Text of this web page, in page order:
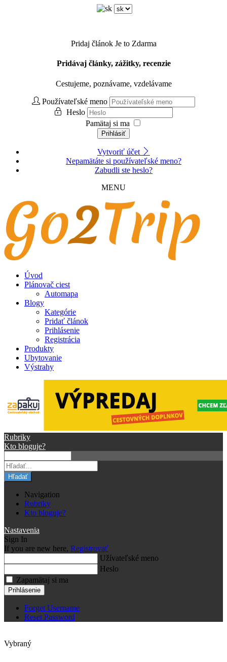
Pridaj článok Je to Zdarma
Pridávaj články, zážitky, recenzie
Cestujeme, poznávame, vzdelávame
Používateľské meno
Heslo
Pamätaj si ma
Prihlásiť
Vytvoriť účet
Nepamätáte si používateľské meno?
Zabudli ste heslo?
MENU
Úvod
Plánovač ciest
Automapa
Blogy
Kategórie
Pridať článok
Prihlásenie
Registrácia
Produkty
Ubytovanie
Výstrahy
Rubriky
Kto bloguje?
Hľadať
Navigation
Rubriky
Kto bloguje?
Nastavenia
Sign In
If you are new here, Registrovať
Užívateľské meno
Heslo
Zapamätaj si ma
Prihlásenie
Forget Username
Reset Password
Vybraný